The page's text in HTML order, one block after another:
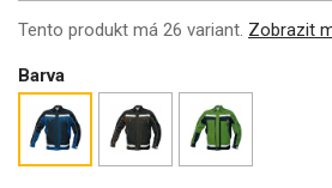
Tento produkt má 26 variant. Zobrazit
Barva